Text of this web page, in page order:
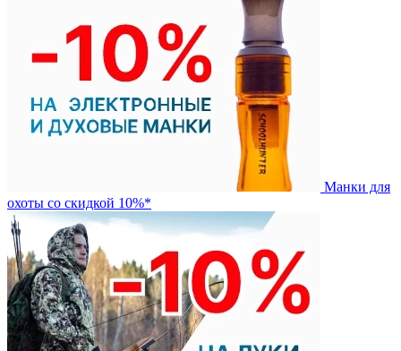
Манки для
охоты со скидкой 10%*